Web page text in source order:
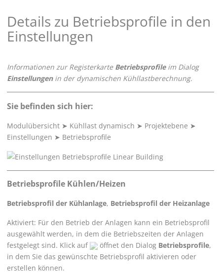
Details zu Betriebsprofile in den
Einstellungen
Informationen zur Registerkarte Betriebsprofileim Dialog
Einstellungenin der dynamischen Kühllastberechnung.
Sie befinden sich hier:
Modulübersicht ➤ Kühllast dynamisch ➤ Projektebene ➤
Einstellungen ➤ Betriebsprofile
Betriebsprofile Kühlen/Heizen
Betriebsprofil der Kühlanlage, Betriebsprofil der Heizanlage
Aktiviert: Für den Betrieb der Anlagen kann ein Betriebsprofil
ausgewählt werden, in dem die Betriebszeiten der Anlagen
festgelegt sind. Klick auf
öffnet den Dialog Betriebsprofile,
in dem Sie das gewünschte Betriebsprofil aktivieren oder
erstellen können.